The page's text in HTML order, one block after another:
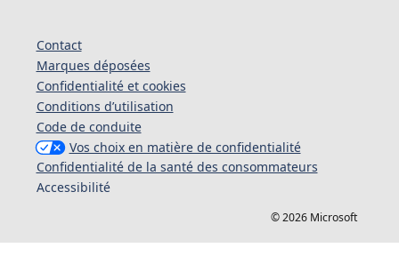
Contact
Marques déposées
Confidentialité et cookies
Conditions d’utilisation
Code de conduite
Vos choix en matière de confidentialité
Confidentialité de la santé des consommateurs
Accessibilité
© 2026 Microsoft